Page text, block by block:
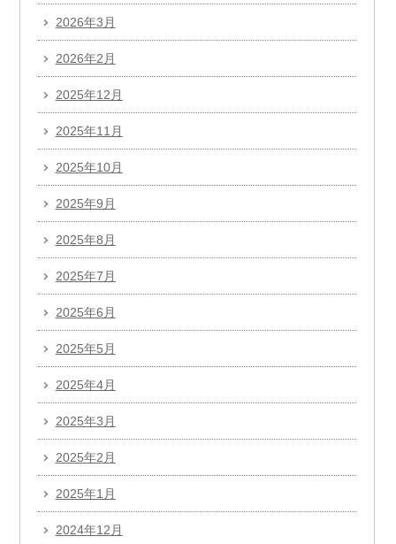
2026年3月
2026年2月
2025年12月
2025年11月
2025年10月
2025年9月
2025年8月
2025年7月
2025年6月
2025年5月
2025年4月
2025年3月
2025年2月
2025年1月
2024年12月